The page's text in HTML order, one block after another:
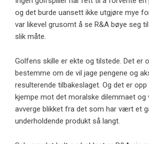
og det burde uansett ikke utgjøre mye
var likevel grusomt å se R&A bøye seg
slik måte.
Golfens skille er ekte og tilstede. Det er
bestemme om de vil jage pengene og
resulterende tilbakeslaget. Og det er
kjempe mot det moralske dilemmaet og
avverge blikket fra det som har vært et
underholdende produkt så langt.